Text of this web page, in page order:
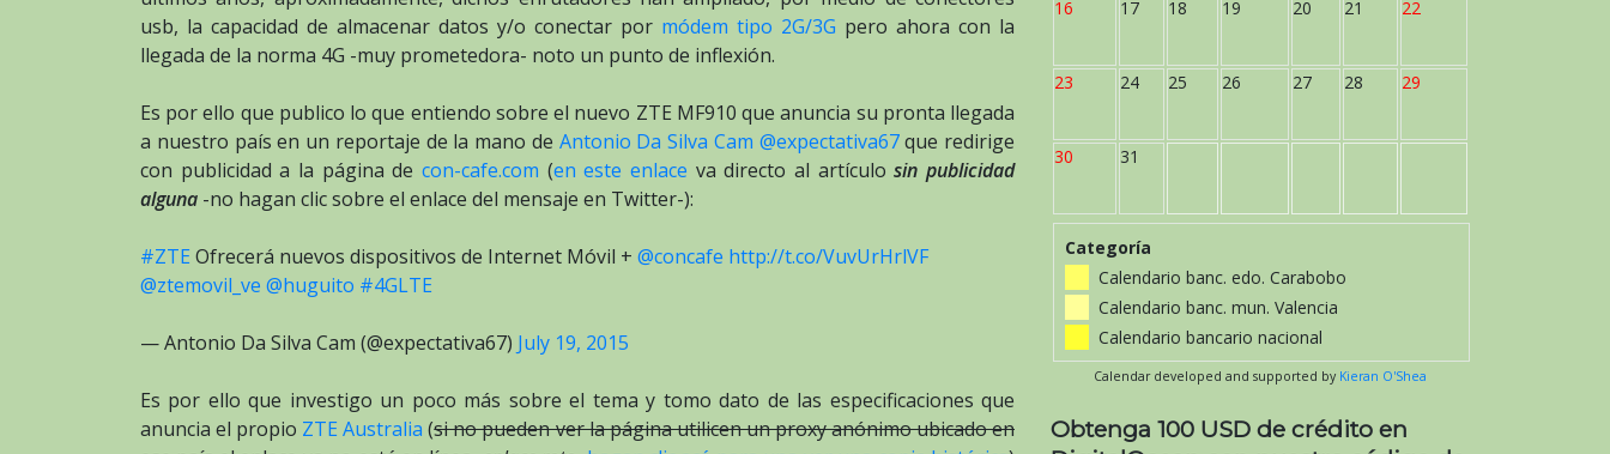
usb, la capacidad de almacenar datos y/o conectar por módem tipo 2G/3G pero ahora con la
llegada de la norma 4G -muy prometedora- noto un punto de inflexión.
Es por ello que publico lo que entiendo sobre el nuevo ZTE MF910 que anuncia su pronta llegada
a nuestro país en un reportaje de la mano de Antonio Da Silva Cam @expectativa67que redirige
con publicidad a la página de con-cafe.com (en este enlace va directo al artículosin publicidad
alguna -no hagan clic sobre el enlace del mensaje en Twitter-):
#ZTE Ofrecerá nuevos dispositivos de Internet Móvil + @concafe http://t.co/VuvUrHrlVF
@ztemovil_ve @huguito #4GLTE
— Antonio Da Silva Cam (@expectativa67) July 19, 2015
Es por ello que investigo un poco más sobre el tema y tomo dato de las especificaciones que
anuncia el propio ZTE Australia (si no pueden ver la página utilicen un proxy anónimo ubicado en
16 17 18 19 20 21 22
23 24 25 26 27 28 29
30 31
Categoría
Calendario banc. edo. Carabobo
Calendario banc. mun. Valencia
Calendario bancario nacional
Calendar developed and supported by Kieran O'Shea
Obtenga 100 USD de crédito en